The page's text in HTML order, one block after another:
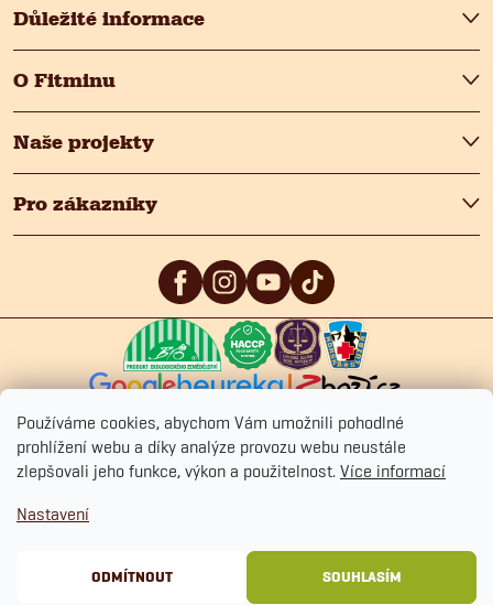
Používáme cookies, abychom Vám umožnili pohodlné
prohlížení webu a díky analýze provozu webu neustále
zlepšovali jeho funkce, výkon a použitelnost. Více informací
Nastavení
ODMÍTNOUT SOUHLASÍM
Důležité informace
O Fitminu
Naše projekty
Pro zákazníky
5 4.9 /5 4.9
Obchodní podmínkyCookies